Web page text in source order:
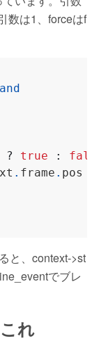
数は1、forceはf
? true :
. frame . pos
と、context->st
でブレ
れ